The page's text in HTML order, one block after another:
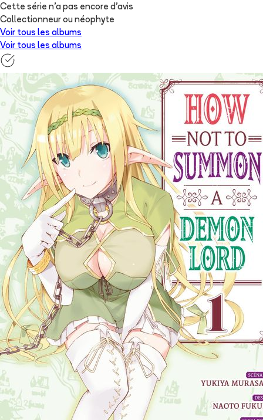
Cette série n'a pas encore d'avis
Collectionneur ou néophyte
Voir tous les albums
Voir tous les albums